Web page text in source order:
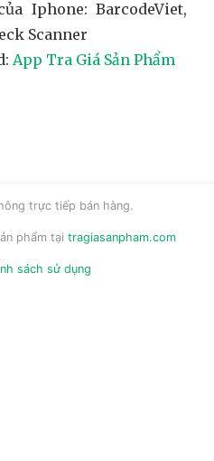
Iphone: BarcodeViet,
Scanner
App Tra Giá Sản Phẩm
trực tiếp bán hàng.
phẩm tại tragiasanpham.com
sách sử dụng